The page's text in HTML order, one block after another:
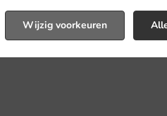
Wijzig voorkeuren
ons in de buurt van
online menu te